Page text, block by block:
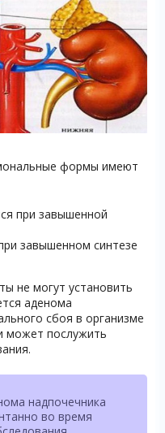
формы имеют
при завышенной
завышенном синтезе
не могут установить
аденома
сбоя в организме
может послужить
надпочечника
во время